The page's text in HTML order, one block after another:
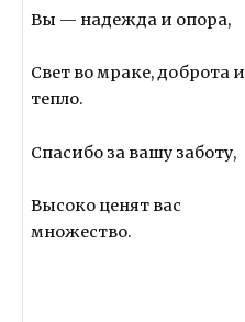
Вы — надежда и опора,
Свет во мраке, доброта и
тепло.
Спасибо за вашу заботу,
Высоко ценят вас
множество.